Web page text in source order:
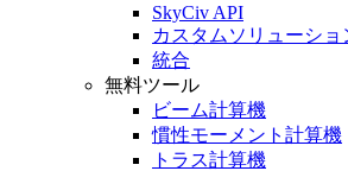
SkyCiv API
カスタムソリューショ
統合
無料ツール
ビーム計算機
慣性モーメント計算機
トラス計算機